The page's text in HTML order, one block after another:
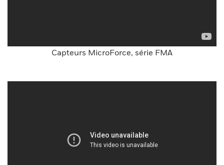
Capteurs MicroForce, série FMA